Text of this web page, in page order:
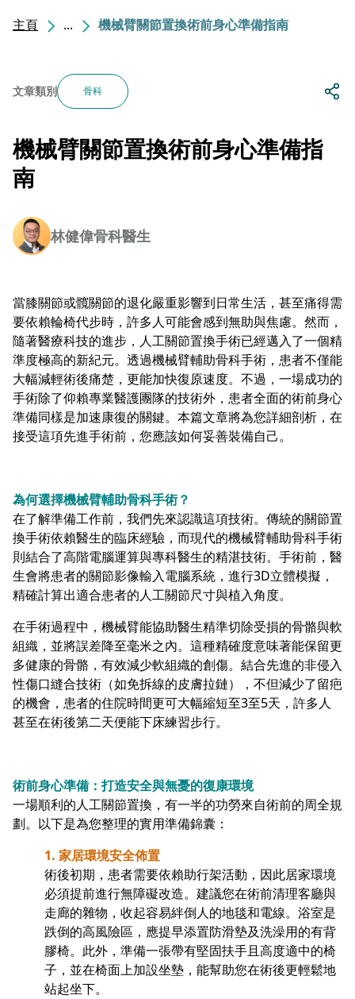
主頁 ... 機械臂關節置換術前身心準備指南
文章類別 骨科
機械臂關節置換術前身心準備指
南
林健偉骨科醫生
當膝關節或髖關節的退化嚴重影響到日常生活，甚至痛得需
要依賴輪椅代步時，許多人可能會感到無助與焦慮。然而，
隨著醫療科技的進步，人工關節置換手術已經邁入了一個精
準度極高的新紀元。透過機械臂輔助骨科手術，患者不僅能
大幅減輕術後痛楚，更能加快復原速度。不過，一場成功的
手術除了仰賴專業醫護團隊的技術外，患者全面的術前身心
準備同樣是加速康復的關鍵。本篇文章將為您詳細剖析，在
接受這項先進手術前，您應該如何妥善裝備自己。
為何選擇機械臂輔助骨科手術？
在了解準備工作前，我們先來認識這項技術。傳統的關節置
換手術依賴醫生的臨床經驗，而現代的機械臂輔助骨科手術
則結合了高階電腦運算與專科醫生的精湛技術。手術前，醫
生會將患者的關節影像輸入電腦系統，進行3D立體模擬，
精確計算出適合患者的人工關節尺寸與植入角度。
在手術過程中，機械臂能協助醫生精準切除受損的骨骼與軟
組織，並將誤差降至毫米之內。這種精確度意味著能保留更
多健康的骨骼，有效減少軟組織的創傷。結合先進的非侵入
性傷口縫合技術（如免拆線的皮膚拉鏈），不但減少了留疤
的機會，患者的住院時間更可大幅縮短至3至5天，許多人
甚至在術後第二天便能下床練習步行。
術前身心準備：打造安全與無憂的復康環境
一場順利的人工關節置換，有一半的功勞來自術前的周全規
劃。以下是為您整理的實用準備錦囊：
1. 家居環境安全佈置
術後初期，患者需要依賴助行架活動，因此居家環境
必須提前進行無障礙改造。建議您在術前清理客廳與
走廊的雜物，收起容易絆倒人的地毯和電線。浴室是
跌倒的高風險區，應提早添置防滑墊及洗澡用的有背
膠椅。此外，準備一張帶有堅固扶手且高度適中的椅
子，並在椅面上加設坐墊，能幫助您在術後更輕鬆地
站起坐下。